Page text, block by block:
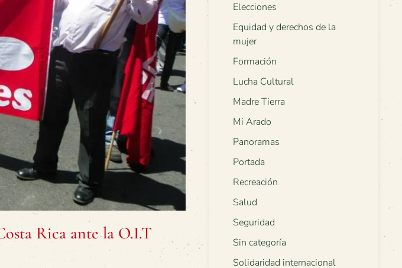
Rica ante la O.I.T
Elecciones
Equidad y derechos de la
mujer
Formación
Lucha Cultural
Madre Tierra
Mi Arado
Panoramas
Portada
Recreación
Salud
Seguridad
Sin categoría
Solidaridad internacional